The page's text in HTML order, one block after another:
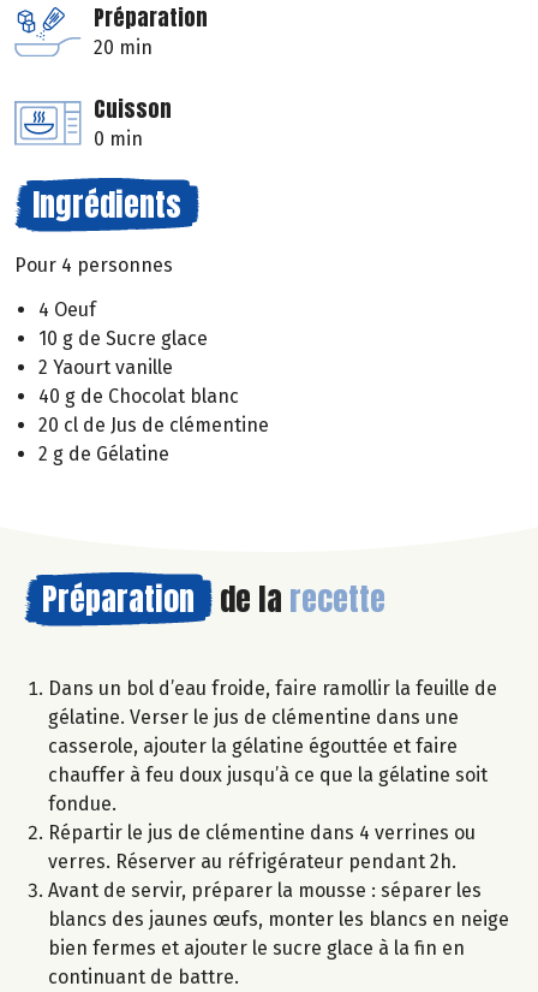
Préparation
20 min
Cuisson
0 min
Ingrédients
Pour 4 personnes
4 Oeuf
10 g de Sucre glace
2 Yaourt vanille
40 g de Chocolat blanc
20 cl de Jus de clémentine
2 g de Gélatine
Préparation de la recette
Dans un bol d’eau froide, faire ramollir la feuille de
gélatine. Verser le jus de clémentine dans une
casserole, ajouter la gélatine égouttée et faire
chauffer à feu doux jusqu’à ce que la gélatine soit
fondue.
Répartir le jus de clémentine dans 4 verrines ou
verres. Réserver au réfrigérateur pendant 2h.
Avant de servir, préparer la mousse : séparer les
blancs des jaunes œufs, monter les blancs en neige
bien fermes et ajouter le sucre glace à la fin en
continuant de battre.